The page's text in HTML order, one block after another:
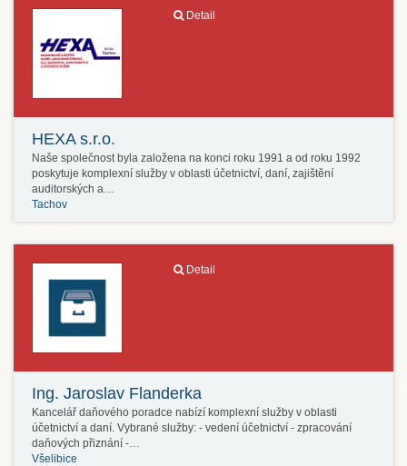
Detail
HEXA s.r.o.
Naše společnost byla založena na konci roku 1991 a od roku 1992
poskytuje komplexní služby v oblasti účetnictví, daní, zajištění
auditorských a…
Tachov
Detail
Ing. Jaroslav Flanderka
Kancelář daňového poradce nabízí komplexní služby v oblasti
účetnictví a daní. Vybrané služby: - vedení účetnictví - zpracování
daňových přiznání -…
Všelibice